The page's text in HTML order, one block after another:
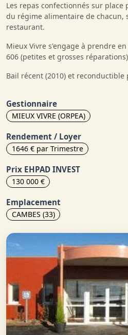
Les repas confectionnés sur
du régime alimentaire de chacun,
restaurant.
Mieux Vivre s'engage à prendre
606 (petites et grosses réparations)
Bail récent (2010) et
Gestionnaire
MIEUX VIVRE (ORPEA)
Rendement / Loyer
1646 € par Trimestre
Prix EHPAD INVEST
130 000 €
Emplacement
CAMBES (33)